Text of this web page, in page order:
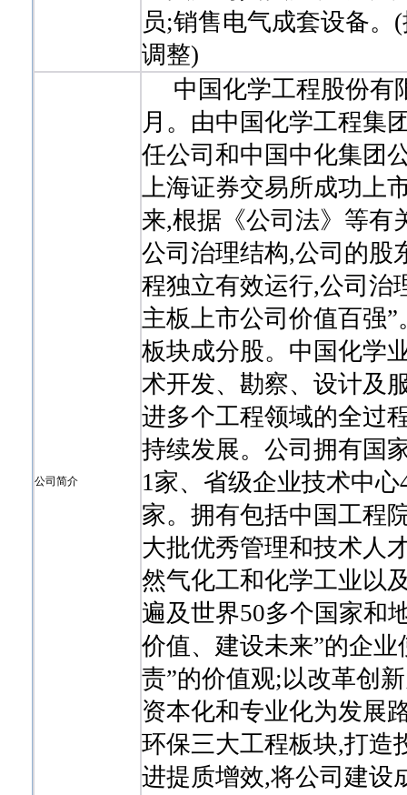
员;销售电气成套设备
调整)
公司简介
中国化学工程股份有
月。由中国化学工程集
任公司和中国中化集团
上海证券交易所成功上
来,根据《公司法》等有
公司治理结构,公司的股
程独立有效运行,公司治
主板上市公司价值百强
板块成分股。中国化学
术开发、勘察、设计及
进多个工程领域的全过
持续发展。公司拥有国
1家、省级企业技术中
家。拥有包括中国工程
大批优秀管理和技术人
然气化工和化学工业以
遍及世界50多个国家和
价值、建设未来”的企
责”的价值观;以改革创
资本化和专业化为发展
环保三大工程板块,打造
进提质增效,将公司建设